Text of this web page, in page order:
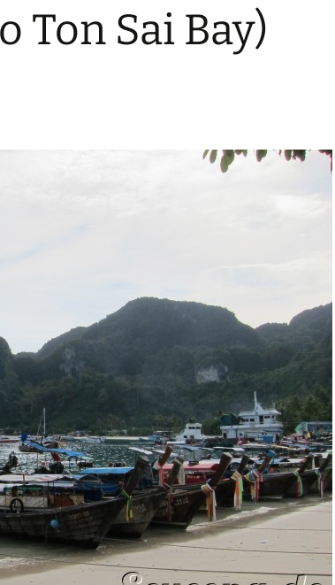
Ton Sai Bay)